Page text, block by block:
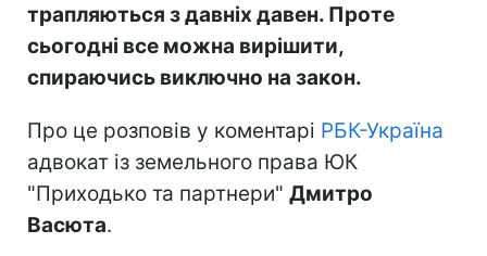
трапляються з давніх давен. Проте
сьогодні все можна вирішити,
спираючись виключно на закон.
Про це розповів у коментарі РБК-Україна
адвокат із земельного права ЮК
"Приходько та партнери" Дмитро
Васюта.